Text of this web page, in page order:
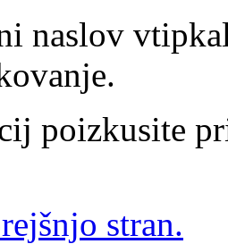
naslov
poizkusite
stran.